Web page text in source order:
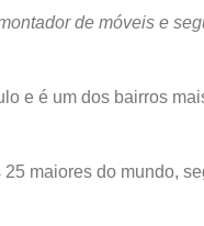
de móveis e
e é um dos bairros
maiores do mundo,